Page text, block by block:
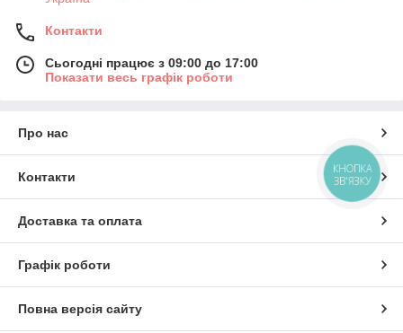
Контакти
Сьогодні працює з 09:00 до 17:00
Показати весь графік роботи
Про нас
Контакти
Доставка та оплата
Графік роботи
Повна версія сайту
КНОПКА
ЗВ'ЯЗКУ